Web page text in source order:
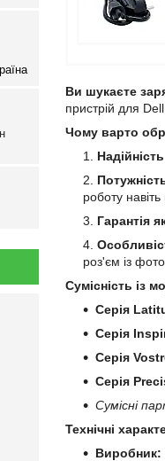
Ви шукаєте
пристрій для
Чому варто
роботу
Гарантія
роз'єм із
Сумісність із
Серія
Серія
Серія
Серія
Сумісні
Технічні
Виробник: